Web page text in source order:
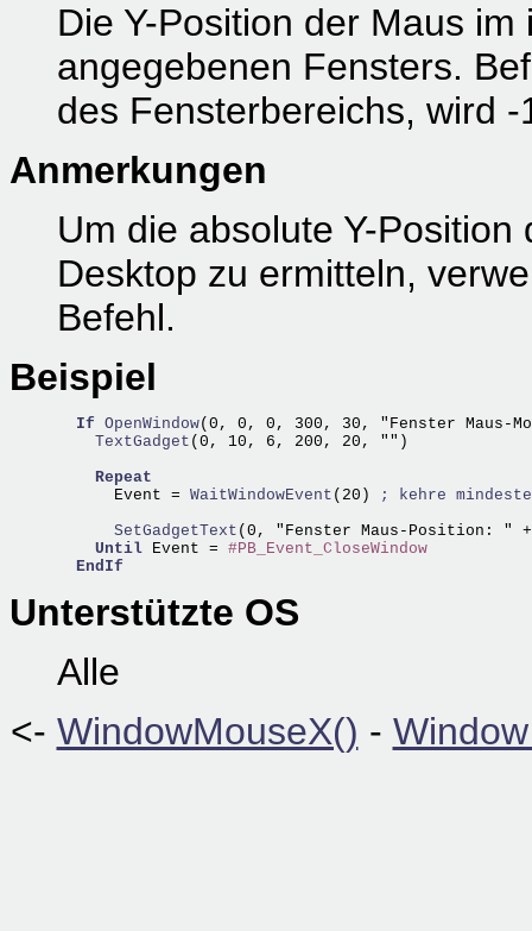
Die Y-Position der Maus
angegebenen Fensters.
des Fensterbereichs, wird
Anmerkungen
Um die absolute Y-
Desktop zu ermitteln,
Befehl.
Beispiel
If OpenWindow(0, 0, 0, 300, 30, "Fenster Maus-
    TextGadget
(0, 10, 6, 200, 20, "")
Repeat
      Event =
WaitWindowEvent (20)
; kehre
      SetGadgetText
(0, "Fenster Maus-Position: " +
Until Event = #PB_Event_CloseWindow
EndIf
Unterstützte OS
Alle
<- WindowMouseX() -